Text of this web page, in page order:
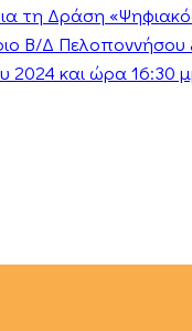
τη Δράση
Β/Δ
2024 και ώρα 16:30